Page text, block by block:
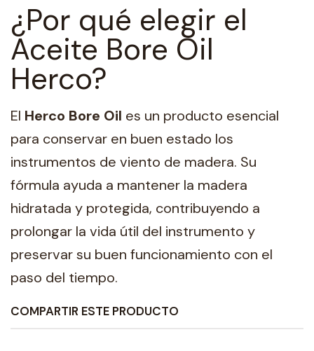
¿Por qué elegir el
Aceite Bore Oil
Herco?
El Herco Bore Oil es un producto esencial
para conservar en buen estado los
instrumentos de viento de madera. Su
fórmula ayuda a mantener la madera
hidratada y protegida, contribuyendo a
prolongar la vida útil del instrumento y
preservar su buen funcionamiento con el
paso del tiempo.
COMPARTIR ESTE PRODUCTO